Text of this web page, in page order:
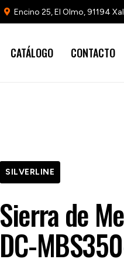
Encino 25, El Olmo, 91194
CATÁLOGO CONTACTO
SILVERLINE
Sierra de
DC-